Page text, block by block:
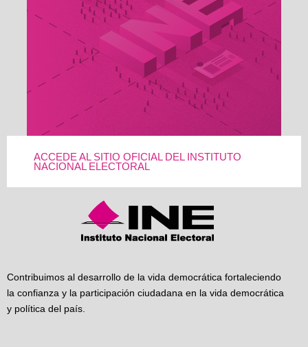
ACCEDE AL SITIO OFICIAL DEL INSTITUTO
NACIONAL ELECTORAL
Contribuimos al desarrollo de la vida democrática fortaleciendo
la confianza y la participación ciudadana en la vida democrática
y política del país.